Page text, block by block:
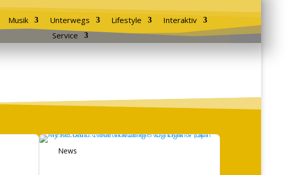
Musik Unterwegs Lifestyle
Interaktiv
Service
News